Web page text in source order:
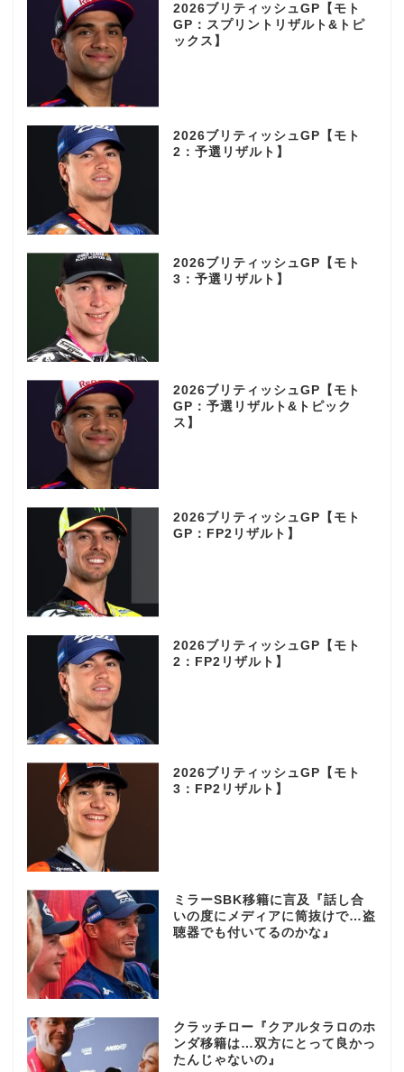
2026ブリティッシュGP【モト
GP：スプリントリザルト&トピ
ックス】
2026ブリティッシュGP【モト
2：予選リザルト】
2026ブリティッシュGP【モト
3：予選リザルト】
2026ブリティッシュGP【モト
GP：予選リザルト&トピック
ス】
2026ブリティッシュGP【モト
GP：FP2リザルト】
2026ブリティッシュGP【モト
2：FP2リザルト】
2026ブリティッシュGP【モト
3：FP2リザルト】
ミラーSBK移籍に言及『話し合
いの度にメディアに筒抜けで…盗
聴器でも付いてるのかな』
クラッチロー『クアルタラロのホ
ンダ移籍は…双方にとって良かっ
たんじゃないの』